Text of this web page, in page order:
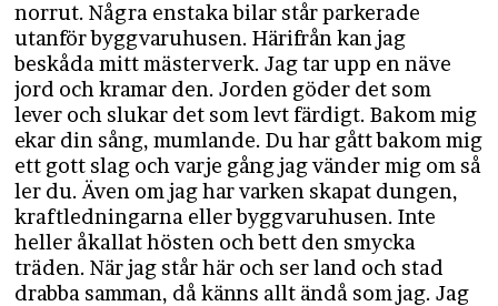
norrut. Några enstaka bilar står parkerade
utanför byggvaruhusen. Härifrån kan jag
beskåda mitt mästerverk. Jag tar upp en näve
jord och kramar den. Jorden göder det som
lever och slukar det som levt färdigt. Bakom mig
ekar din sång, mumlande. Du har gått bakom mig
ett gott slag och varje gång jag vänder mig om så
ler du. Även om jag har varken skapat dungen,
kraftledningarna eller byggvaruhusen. Inte
heller åkallat hösten och bett den smycka
träden. När jag står här och ser land och stad
drabba samman, då känns allt ändå som jag. Jag